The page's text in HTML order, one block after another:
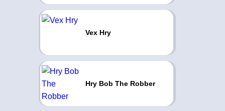
Vex Hry
Hry Bob The Robber